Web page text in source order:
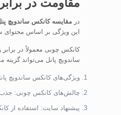
در مقایسه کانکس ساندویچ
این ویژگی بر اساس محتوای
کانکس چوبی معمولاً در
ساندویچ پانل می‌تواند گزینه
ویژگی‌های کانکس ساندویچ
چالش‌های کانکس چوبی: جذب
پیشنهاد سایت: استفاده از